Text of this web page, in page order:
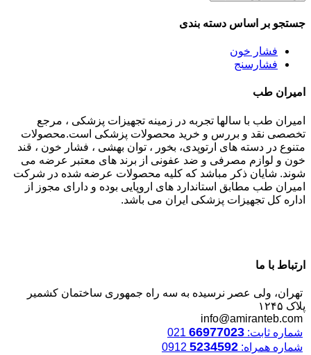
جستجو بر اساس دسته بندی
فشار خون
فشارسنج
امیران طب
امیران طب با سالها تجربه در زمینه تجهیزات پزشکی ، مرجع
تخصصی نقد و بررس و خرید محصولات پزشکی است.محصولات
متنوع در دسته های ارتوپدی، بخور ، توان بهشی ، فشار خون ، قند
خون و لوازم مصرفی و ضد عفونی از برند های معتبر عرضه می
شوند. شایان ذکر مباشد که کلیه محصولات عرضه شده در شرکت
امیران طب مطابق استاندارد های اروپایی بوده و دارای مجوز از
اداره کل تجهیزات پزشکی ایران می باشد.
ارتباط با ما
تهران، ولی عصر نرسیده به سه راه جمهوری ساختمان کشمیر
پلاک ۱۲۴۵
info@amiranteb.com
شماره ثابت: 66977023
شماره همراه: 5234592